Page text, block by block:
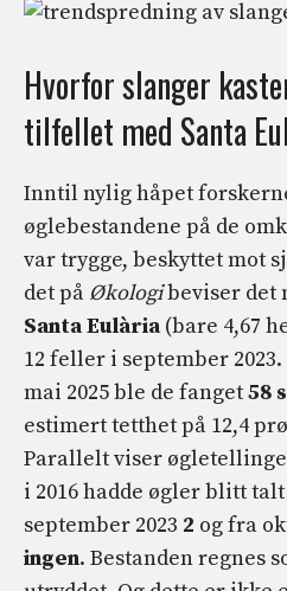
Hvorfor slanger
tilfellet med Santa
Inntil nylig håpet
øglebestandene på de
var trygge, beskyttet mot
det på Økologibeviser det
Santa Eulària (bare 4,67
12 feller i september
mai 2025 ble de fanget58
estimert tetthet på 12,4
Parallelt viser
i 2016 hadde øgler blitt
september 2023 2 og fra
ingen. Bestanden regnes